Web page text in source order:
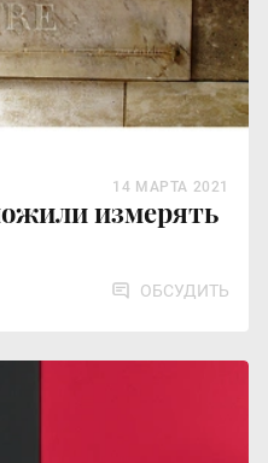
измерять
14 МАРТА 2021
ОБСУДИТЬ